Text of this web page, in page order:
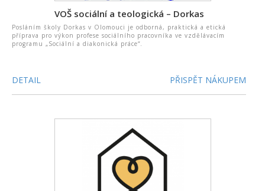
VOŠ sociální a teologická – Dorkas
Posláním školy Dorkas v Olomouci je odborná, praktická a etická
příprava pro výkon profese sociálního pracovníka ve vzdělávacím
programu „Sociální a diakonická práce“.
DETAIL PŘISPĚT NÁKUPEM